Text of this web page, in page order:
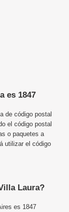
es 1847
de código postal
el código postal
o paquetes a
utilizar el código
Laura?
es 1847